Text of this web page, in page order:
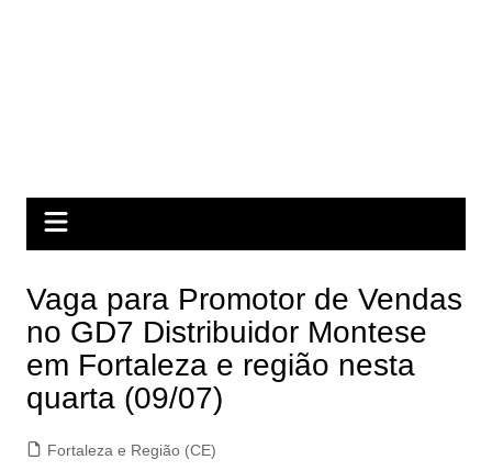
Vaga para Promotor de Vendas
no GD7 Distribuidor Montese
em Fortaleza e região nesta
quarta (09/07)
Fortaleza e Região (CE)